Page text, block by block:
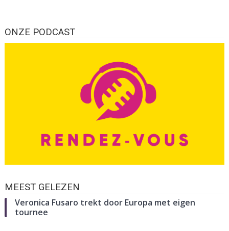
ONZE PODCAST
MEEST GELEZEN
Veronica Fusaro trekt door Europa met eigen
tournee